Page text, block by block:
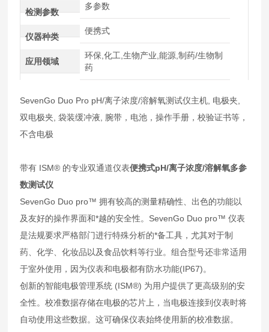
检测参数
多参数
仪器种类
便携式
应用领域
环保,化工,生物产业,能源,制药/生物制
药
SevenGo Duo Pro pH/离子浓度/溶解氧测试仪主机, 电极夹,
双电极夹, 袋装缓冲液, 腕带，电池，操作手册，校验证书等，
不含电极
带有 ISM® 的专业双通道仪表便携式pH/离子浓度/溶解氧多参
数测试仪
SevenGo Duo pro™ 拥有较高的测量精确性、出色的功能以
及友好的操作界面和*越的安全性。SevenGo Duo pro™ 仪表
是法规要求严格部门进行特殊分析的*备工具，尤其对于制
药、化学、化妆品以及食品饮料等行业。组合型号还非常适用
于室外使用，因为仪表和电极都有防水功能(IP67)。
创新的智能电极管理系统 (ISM®) 为用户提供了更高级别的安
全性。校准数据存储在电极的芯片上，当电极连接到仪表时将
自动使用这些数据。这可确保仪表始终使用新的校准数据。